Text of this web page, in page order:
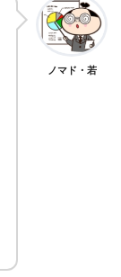
ノマド・若